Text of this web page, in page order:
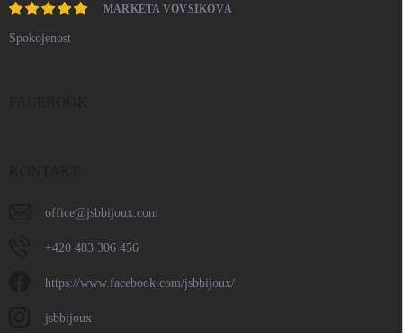
MARKÉTA VOVSÍKOVÁ
Spokojenost
office@jsbbijoux.com
+420 483 306 456
https://www.facebook.com/jsbbijoux/
jsbbijoux